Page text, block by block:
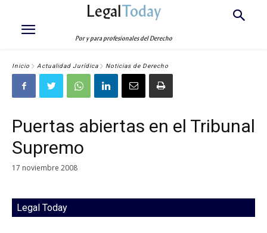
LegalToday
Por y para profesionales del Derecho
Inicio Actualidad Jurídica Noticias de Derecho
Puertas abiertas en el Tribunal
Supremo
17 noviembre 2008
Legal Today